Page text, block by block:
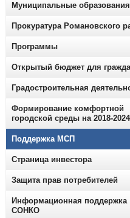
Муниципальные образования
Прокуратура Романовского
Программы
Открытый бюджет для
Градостроительная
Формирование комфортной
городской среды на 2018-
Поддержка МСП
Страница инвестора
Защита прав потребителей
Информационная поддержка
СОНКО